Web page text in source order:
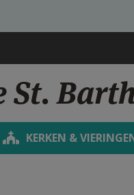
St.
KERKEN &